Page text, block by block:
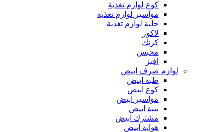
كوع لوازم تغذية
مواسير لوازم تغذية
جلبة لوازم تغذية
لاكور
كرنك
محبس
افيز
لوازم صرف ابيض
طبة ابيض
كوع ابيض
مواسير ابيض
بيبة ابيض
مشترك ابيض
هواية ابيض